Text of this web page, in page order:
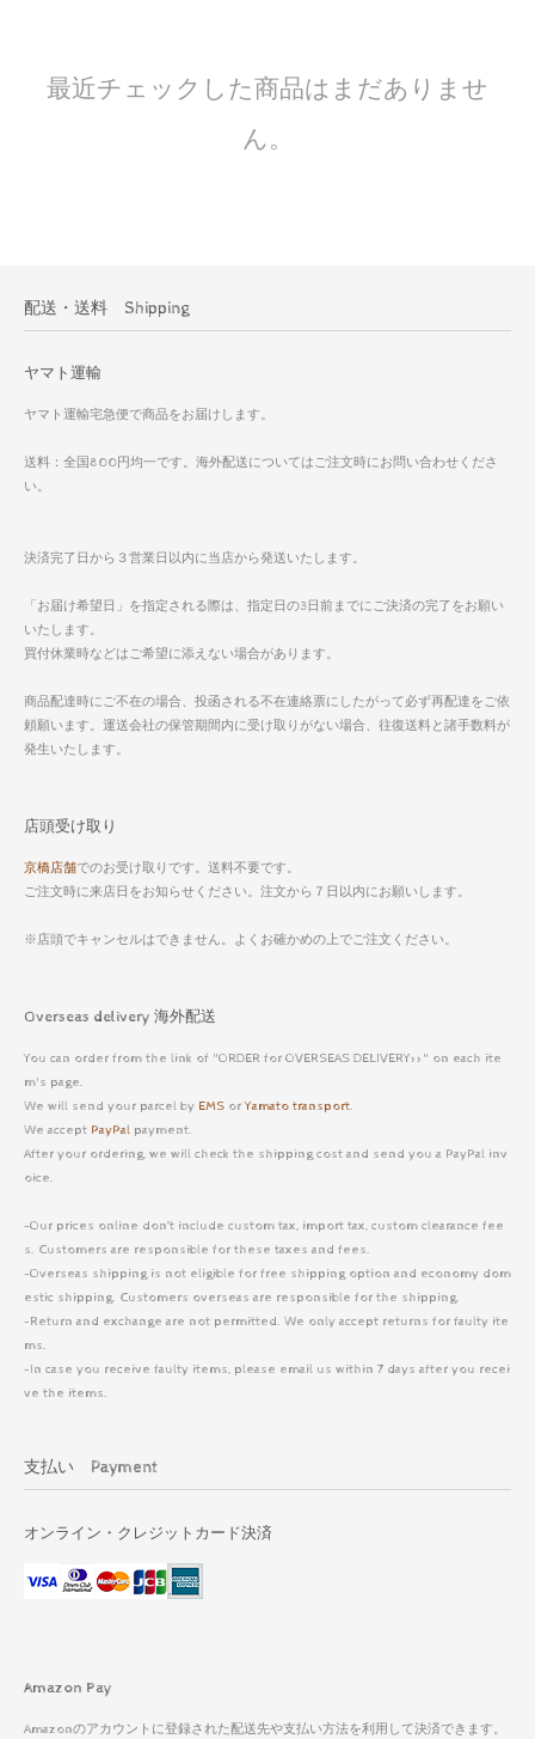
最近チェックした商品はまだありませ
ん。
配送・送料 Shipping
ヤマト運輸
ヤマト運輸宅急便で商品をお届けします。
送料：全国800円均一です。海外配送についてはご注文時にお問い合わせくださ
い。
決済完了日から３営業日以内に当店から発送いたします。
「お届け希望日」を指定される際は、指定日の3日前までにご決済の完了をお願い
いたします。
買付休業時などはご希望に添えない場合があります。
商品配達時にご不在の場合、投函される不在連絡票にしたがって必ず再配達をご依
頼願います。運送会社の保管期間内に受け取りがない場合、往復送料と諸手数料が
発生いたします。
店頭受け取り
京橋店舗でのお受け取りです。送料不要です。
ご注文時に来店日をお知らせください。注文から７日以内にお願いします。
※店頭でキャンセルはできません。よくお確かめの上でご注文ください。
Overseas delivery 海外配送
You can order from the link of "ORDER for OVERSEAS DELIVERY>>" on each ite
m's page.
We will send your parcel by EMS orYamato transport.
We accept PayPal payment.
After your ordering, we will check the shipping cost and send you a PayPal inv
oice.
-Our prices online don’t include custom tax, import tax, custom clearance fee
s. Customers are responsible for these taxes and fees.
-Overseas shipping is not eligible for free shipping option and economy dom
estic shipping. Customers overseas are responsible for the shipping.
-Return and exchange are not permitted. We only accept returns for faulty ite
ms.
-In case you receive faulty items, please email us within 7 days after you recei
ve the items.
支払い Payment
オンライン・クレジットカード決済
Amazon Pay
Amazonのアカウントに登録された配送先や支払い方法を利用して決済できます。